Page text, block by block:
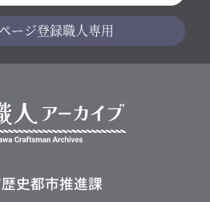
ージ登録職人専用
史都市推進課